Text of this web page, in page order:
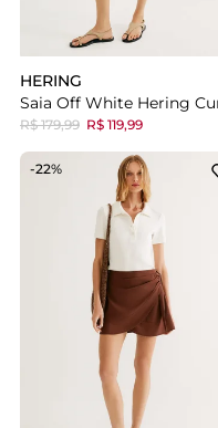
HERING
R$ 179,99 R$ 119,99
-22%